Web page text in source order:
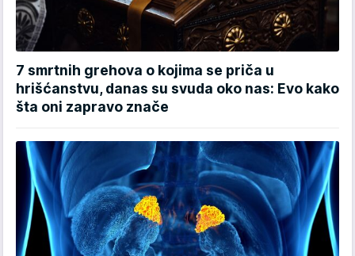
7 smrtnih grehova o kojima se priča u
hrišćanstvu, danas su svuda oko nas: Evo kako
šta oni zapravo znače